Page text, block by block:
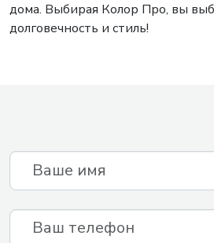
дома. Выбирая Колор Про, вы
долговечность и стиль!